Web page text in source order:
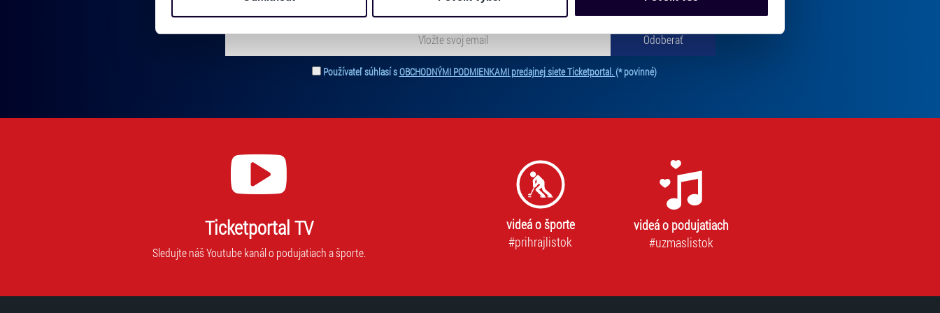
Jaké typy cookies používáme, naleznete níže. Možnosti zpracování upravíte zaškrtnutím příslušné varianty. Svoji volbu
Vložte svoj email
Odoberať
Zadajte svoju e-mailovú adresu, na ktorú vám budeme zasielať novinky. Vaša adresa nebude zdieľaná s tretími stranami.
Používateľ súhlasí sOBCHODNÝMI PODMIENKAMI predajnej siete Ticketportal. (* povinné)Tento súhlas je povinný na odber newslettra. Bez súhlasu nie je možné vás
Ticketportal TV
Sledujte náš Youtube kanál o podujatiach a športe.
videá o športe
#prihrajlistok
videá o podujatiach
#uzmaslistok